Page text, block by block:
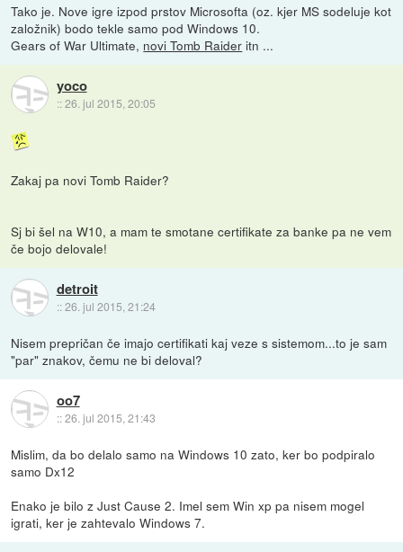
Tako je. Nove igre izpod prstov Microsofta (oz. kjer MS sodeluje kot
založnik) bodo tekle samo pod Windows 10.
Gears of War Ultimate, novi Tomb Raider itn ...
yoco
::26. jul 2015, 20:05
Zakaj pa novi Tomb Raider?
Sj bi šel na W10, a mam te smotane certifikate za banke pa ne vem
če bojo delovale!
detroit
::26. jul 2015, 21:24
Nisem prepričan če imajo certifikati kaj veze s sistemom...to je sam
"par" znakov, čemu ne bi deloval?
oo7
::26. jul 2015, 21:43
Mislim, da bo delalo samo na Windows 10 zato, ker bo podpiralo
samo Dx12
Enako je bilo z Just Cause 2. Imel sem Win xp pa nisem mogel
igrati, ker je zahtevalo Windows 7.